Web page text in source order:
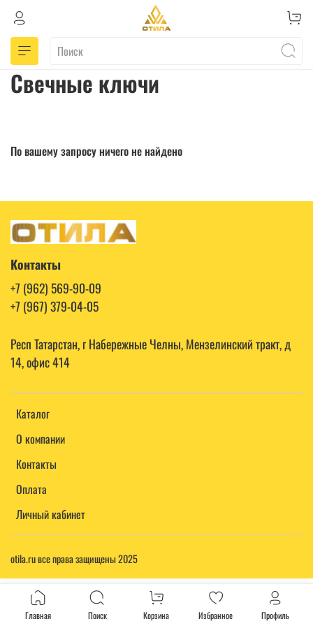
Свечные ключи
По вашему запросу ничего не найдено
Каталог
О компании
Контакты
Оплата
Личный кабинет
Контакты
+7 (962) 569-90-09
+7 (967) 379-04-05
Респ Татарстан, г Набережные Челны, Мензелинский тракт, д
14, офис 414
otila.ru все права защищены 2025
Главная Поиск Корзина Избранное Профиль